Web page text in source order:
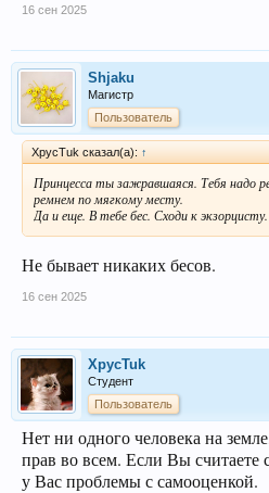
16 сен 2025
Shjaku
Магистр
Пользователь
XpycTuk сказал(а): ↑
Принцесса ты зажравшаяся. Тебя надо
ремнем по мягкому месту.
Да и еще. В тебе бес. Сходи к экзорцисту.
Не бывает никаких бесов.
16 сен 2025
XpycTuk
Студент
Пользователь
Нет ни одного человека на
прав во всем. Если Вы считаете
у Вас проблемы с самооценкой.